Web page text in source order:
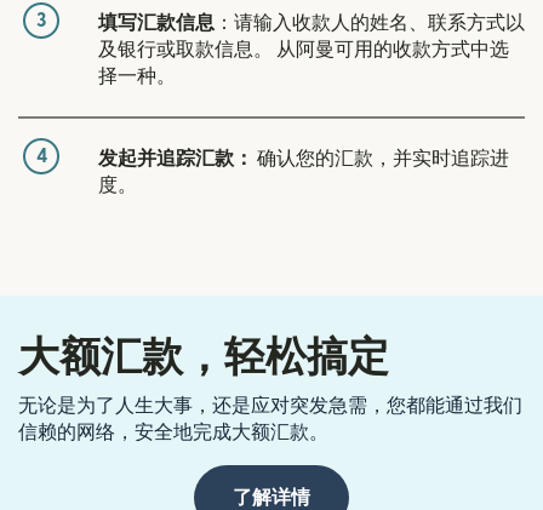
3 填写汇款信息 ：请输入收款人的姓名、联系方式以
及银行或取款信息。 从阿曼可用的收款方式中选
择一种。
4 发起并追踪汇款： 确认您的汇款，并实时追踪进
度。
大额汇款，轻松搞定
无论是为了人生大事，还是应对突发急需，您都能通过我们
信赖的网络，安全地完成大额汇款。
了解详情